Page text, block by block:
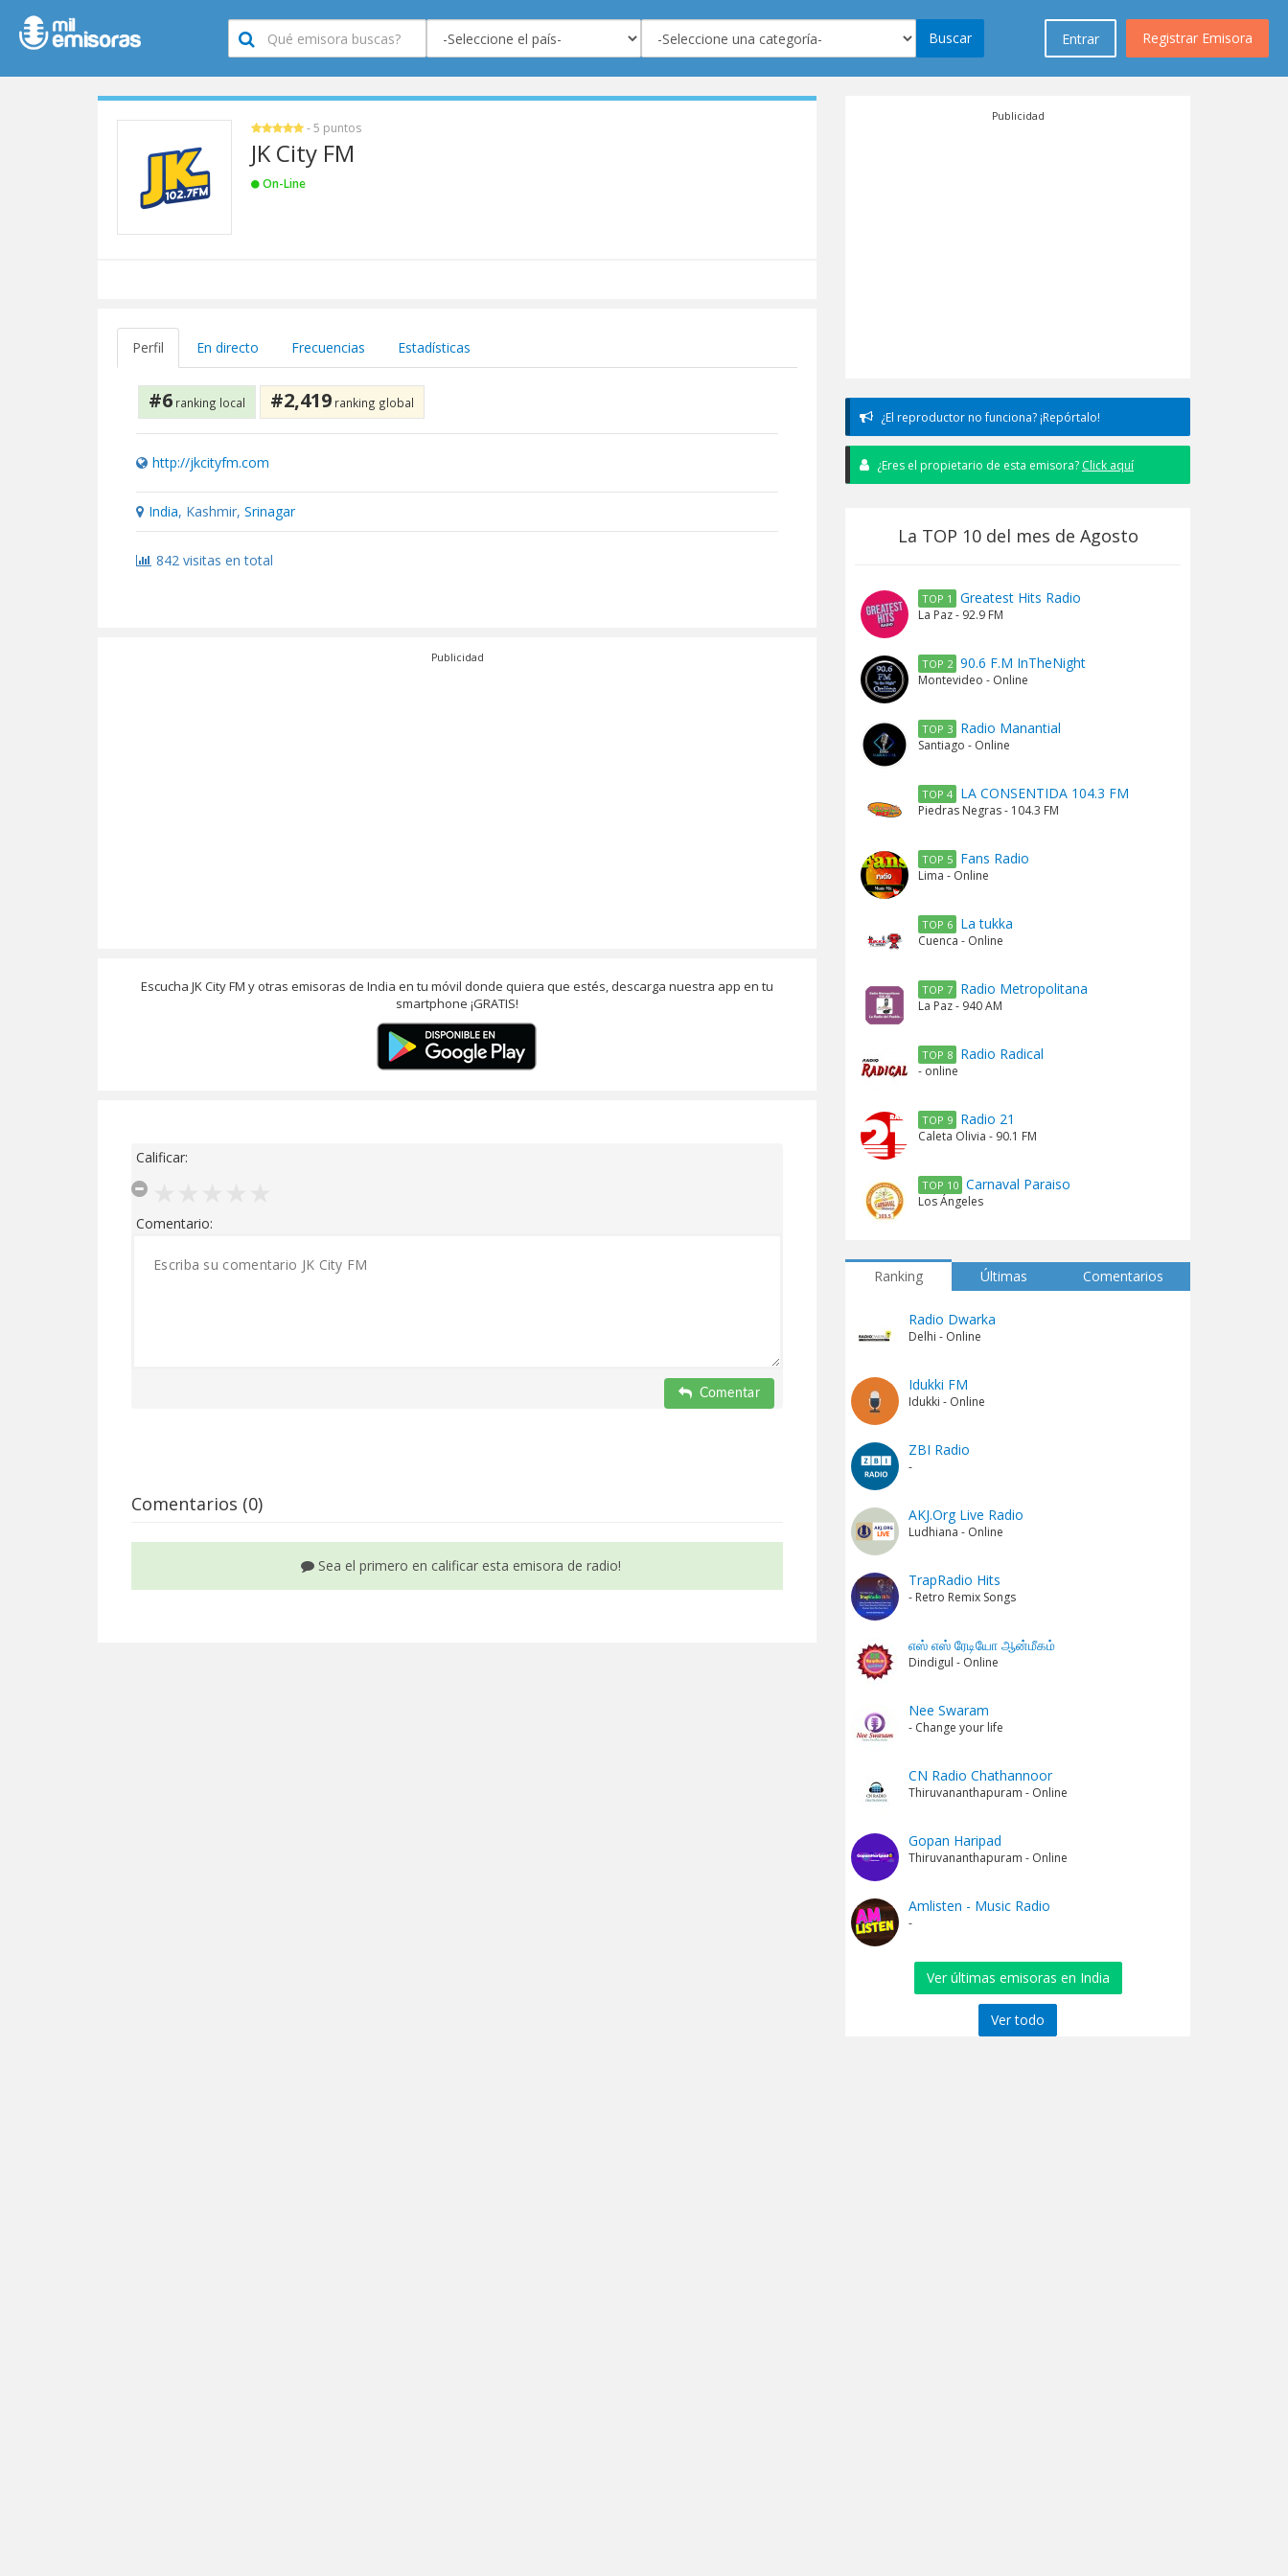
Registrar Emisora
Entrar
Buscar
- 5 puntos
JK City FM
On-Line
Perfil En directo Frecuencias Estadísticas
#6 ranking local #2,419 ranking global
http://jkcityfm.com
India, Kashmir, Srinagar
842 visitas en total
Publicidad
Escucha JK City FM y otras emisoras de India en tu móvil donde quiera que estés, descarga nuestra app en tu
smartphone ¡GRATIS!
Calificar:
Comentario:
Comentar
Comentarios (0)
Sea el primero en calificar esta emisora de radio!
Publicidad
¿El reproductor no funciona? ¡Repórtalo!
¿Eres el propietario de esta emisora? Click aquí
La TOP 10 del mes de Agosto
TOP 1 Greatest Hits Radio
La Paz - 92.9 FM
TOP 2 90.6 F.M InTheNight
Montevideo - Online
TOP 3 Radio Manantial
Santiago - Online
TOP 4 LA CONSENTIDA 104.3 FM
Piedras Negras - 104.3 FM
TOP 5 Fans Radio
Lima - Online
TOP 6 La tukka
Cuenca - Online
TOP 7 Radio Metropolitana
La Paz - 940 AM
TOP 8 Radio Radical
- online
TOP 9 Radio 21
Caleta Olivia - 90.1 FM
TOP 10 Carnaval Paraiso
Los Ángeles
Ranking Últimas Comentarios
Radio Dwarka
Delhi - Online
Idukki FM
Idukki - Online
ZBI Radio
-
AKJ.Org Live Radio
Ludhiana - Online
TrapRadio Hits
- Retro Remix Songs
எஸ் எஸ் ரேடியோ ஆன்மீகம்
Dindigul - Online
Nee Swaram
- Change your life
CN Radio Chathannoor
Thiruvananthapuram - Online
Gopan Haripad
Thiruvananthapuram - Online
Amlisten - Music Radio
-
Ver últimas emisoras en India
Ver todo